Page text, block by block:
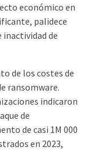
económico en
palidece
de
de los costes de
ransomware.
indicaron
de
de casi 1M 000
en 2023,